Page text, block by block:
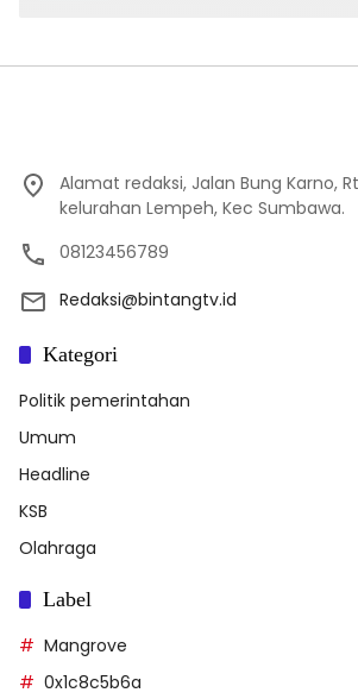
Alamat redaksi, Jalan Bung Karno,
kelurahan Lempeh, Kec Sumbawa.
08123456789
Redaksi@bintangtv.id
Kategori
Politik pemerintahan
Umum
Headline
KSB
Olahraga
Label
Mangrove
0x1c8c5b6a